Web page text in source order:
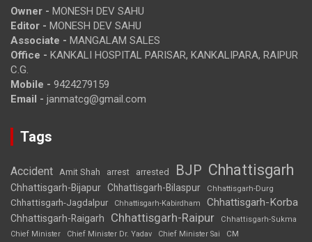
Owner - MONESH DEV SAHU
Editor - MONESH DEV SAHU
Associate - MANGALAM SALES
Office - KANKALI HOSPITAL PARISAR, KANKALIPARA, RAIPUR
C.G.
Mobile - 9424279159
Email - janmatcg@gmail.com
Tags
Accident Amit Shah arrest arrested BJP Chhattisgarh
Chhattisgarh-Bijapur Chhattisgarh-Bilaspur Chhattisgarh-Durg
Chhattisgarh-Jagdalpur Chhattisgarh-Kabirdham Chhattisgarh-Korba
Chhattisgarh-Raigarh Chhattisgarh-Raipur
Chhattisgarh-Sukma
Chief Minister
Chief Minister Dr. Yadav Chief Minister Sai CM